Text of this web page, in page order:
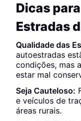
Dicas
Estradas
Qualidade das
autoestradas
condições, mas
estar mal
Seja Cauteloso:
e veículos de
áreas rurais.